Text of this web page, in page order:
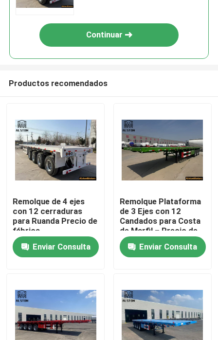
Productos
Sobre nosotros
Continuar
Productos recomendados
Remolque de 4 ejes
con 12 cerraduras
para Ruanda Precio de
fábrica
Enviar Consulta
Remolque Plataforma
de 3 Ejes con 12
Candados para Costa
de Marfil – Precio de
Fábrica
Enviar Consulta